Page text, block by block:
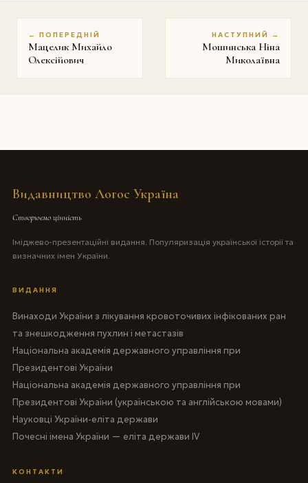
← ПОПЕРЕДНІЙ
Мацелик Михайло
Олексійович
НАСТУПНИЙ →
Мошинська Ніна
Миколаївна
Видавництво Логос Україна
Створюємо цінність
Іміджево-презентаційні видання. Популяризація української історії та
визначних імен України.
ВИДАННЯ
Винаходи України з лікування кровоточивих інфікованих ран
та знешкодження пухлин і метастазів
Національна академія державного управління при
Президентові України
Національна академія державного управління при
Президентові України (українською та англійською мовами)
Науковці України-еліта держави
Почесні імена України — еліта держави IV
КОНТАКТИ